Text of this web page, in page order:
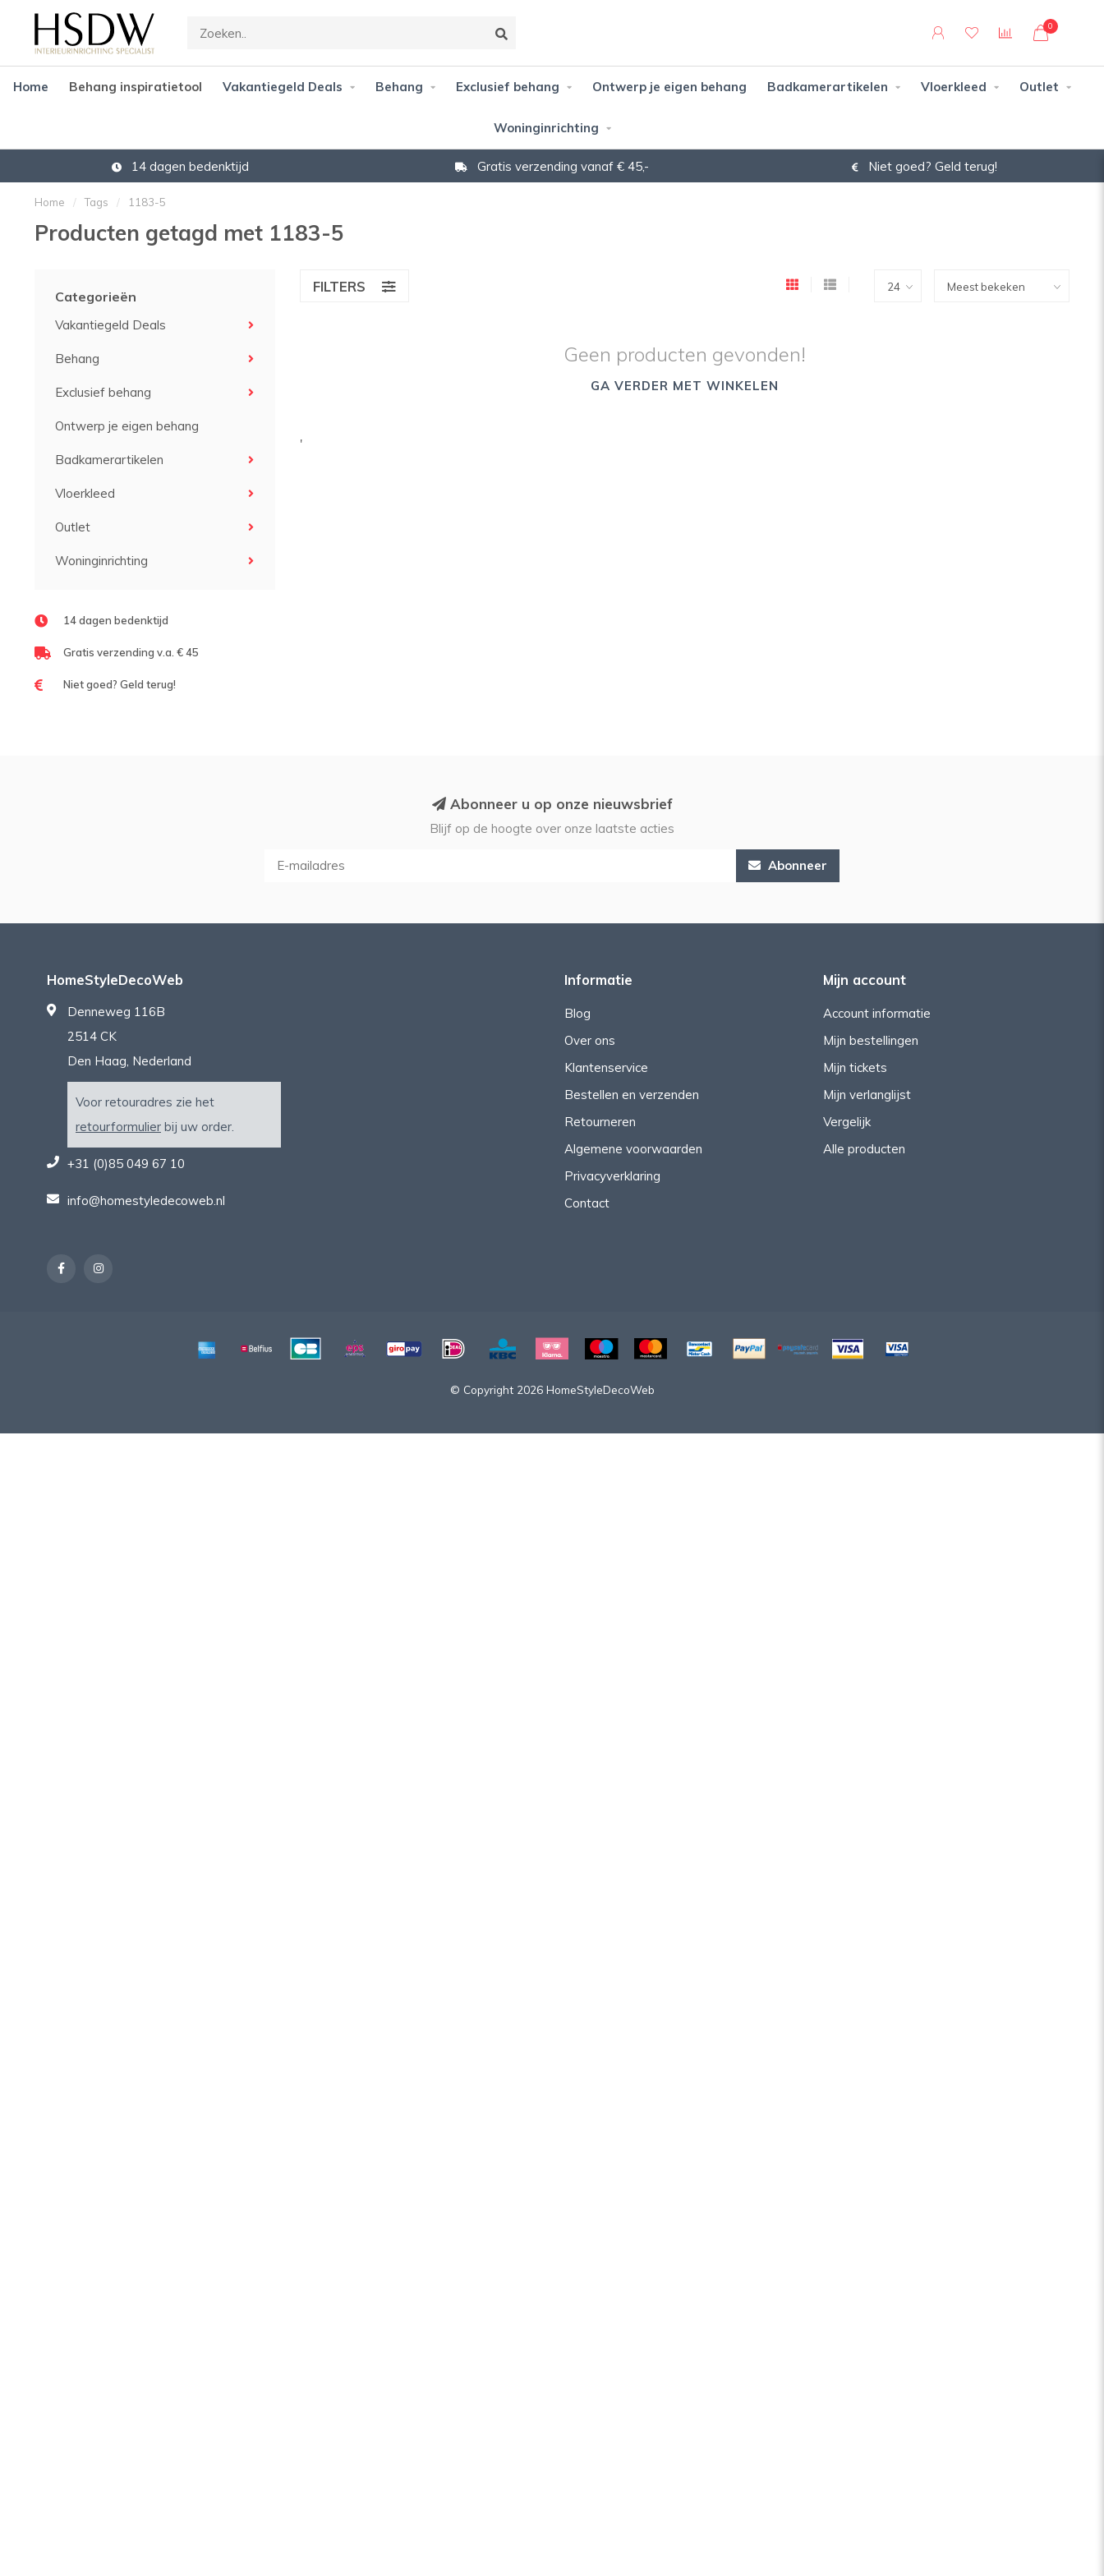
0
Home Behang inspiratietool Vakantiegeld Deals Behang Exclusief behang Ontwerp je eigen behang Badkamerartikelen Vloerkleed Outlet
Woninginrichting
14 dagen bedenktijd Gratis verzending vanaf € 45,- Niet goed? Geld terug!
Home / Tags / 1183-5
Producten getagd met 1183-5
Categorieën
Vakantiegeld Deals
Behang
Exclusief behang
Ontwerp je eigen behang
Badkamerartikelen
Vloerkleed
Outlet
Woninginrichting
14 dagen bedenktijd
Gratis verzending v.a. € 45
Niet goed? Geld terug!
FILTERS
Geen producten gevonden!
GA VERDER MET WINKELEN
'
Abonneer u op onze nieuwsbrief
Blijf op de hoogte over onze laatste acties
Abonneer
HomeStyleDecoWeb
Denneweg 116B
2514 CK
Den Haag, Nederland
Voor retouradres zie het
retourformulier bij uw order.
+31 (0)85 049 67 10
info@homestyledecoweb.nl
Informatie
Blog
Over ons
Klantenservice
Bestellen en verzenden
Retourneren
Algemene voorwaarden
Privacyverklaring
Contact
Mijn account
Account informatie
Mijn bestellingen
Mijn tickets
Mijn verlanglijst
Vergelijk
Alle producten
© Copyright 2026 HomeStyleDecoWeb